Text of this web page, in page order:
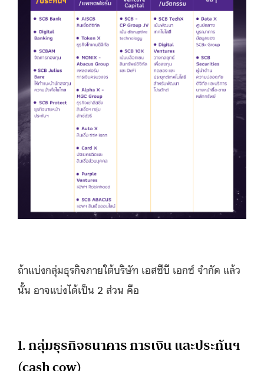
ถ้าแบ่งกลุ่มธุรกิจภายใต้บริษัท เอสซีบี เอกซ์ จำกัด แล้ว
นั้น อาจแบ่งได้เป็น 2 ส่วน คือ
1. กลุ่มธุรกิจธนาคาร การเงิน และประกันฯ